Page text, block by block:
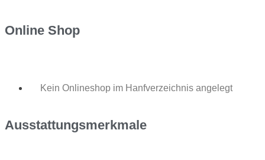
Online Shop
Kein Onlineshop im Hanfverzeichnis angelegt
Ausstattungsmerkmale